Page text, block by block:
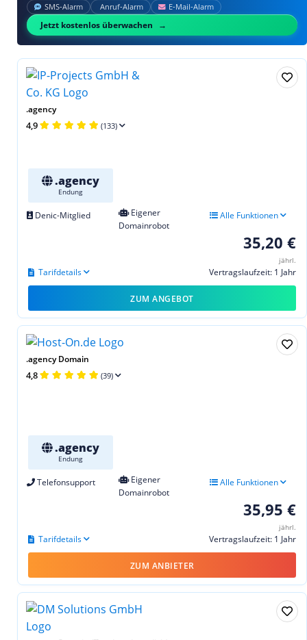
SMS‑Alarm Anruf‑Alarm E‑Mail‑Alarm
Jetzt kostenlos überwachen
.agency
4,9 (133)
.agency
Endung
Denic-Mitglied
Eigener
Domainrobot
Alle Funktionen
35,20 €
jährl.
Vertragslaufzeit: 1 Jahr
Tarifdetails
ZUM ANGEBOT
.agency Domain
4,8 (39)
.agency
Endung
Telefonsupport
Eigener
Domainrobot
Alle Funktionen
35,95 €
jährl.
Vertragslaufzeit: 1 Jahr
Tarifdetails
ZUM ANBIETER